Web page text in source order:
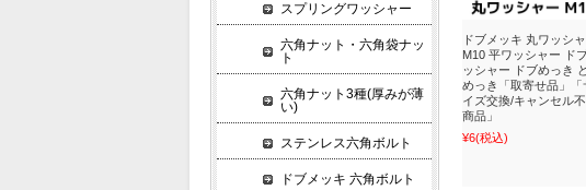
ドブメッキ 丸ワッシ
M10 平ワッシャー ド
ッシャー ドブめっき
めっき「取寄せ品」「
イズ交換/キャンセル
商品」
¥6(税込)
スプリングワッシャー
六角ナット・六角袋ナッ
ト
六角ナット3種(厚みが薄
い)
ステンレス六角ボルト
ドブメッキ 六角ボルト